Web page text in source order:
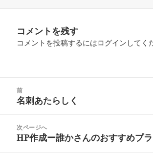
コメントを残す
コメントを投稿するにはログイン してく
前
前
投
稿:
名刺あたらしく
次ページへ
次
HP作成ー誰かさんのおすすめプ